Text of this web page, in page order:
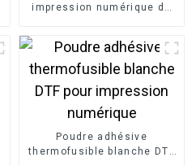
impression numérique de
Poudre adhésive
thermofusible blanche DTF